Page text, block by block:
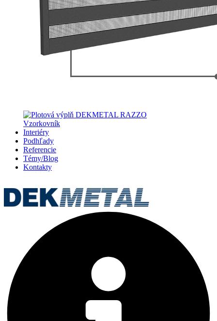
Vzorkovník
Interiéry
Podhľady
Referencie
Témy/Blog
Kontakty